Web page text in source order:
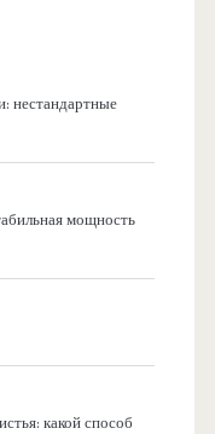
нестандартные
мощность
какой способ